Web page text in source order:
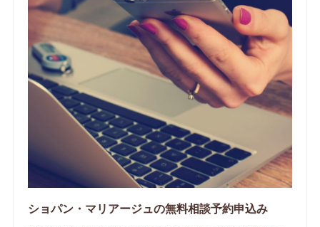
ショパン・マリアージュの無料相談予約申込み